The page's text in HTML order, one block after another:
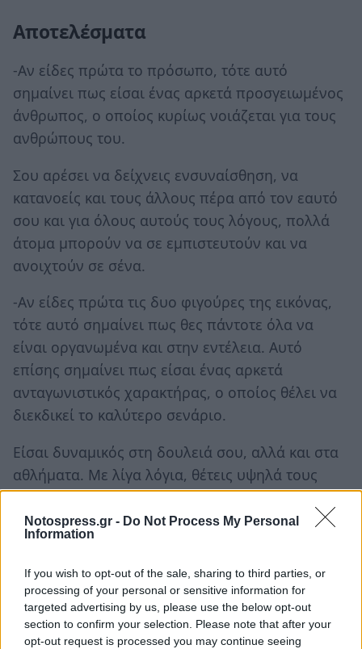
Notospress.gr - Do Not Process My Personal
Information
If you wish to opt-out of the sale, sharing to third parties, or
processing of your personal or sensitive information for
targeted advertising by us, please use the below opt-out
section to confirm your selection. Please note that after your
opt-out request is processed you may continue seeing
Αποτελέσματα
-Αν είδες πρώτα το πρόσωπο, τότε αυτό
σημαίνει πως είσαι ένας αρκετά προσγειωμένος
άνθρωπος, ο οποίος κυρίως νοιάζεται για τους
ανθρώπους του.
Σου αρέσει να δείχνεις ενσυναίσθηση, να
κατανοείς και τους άλλους πέρα από τον εαυτό
σου και για όλους αυτούς τους λόγους, πολλά
άτομα μπορούν να σε εμπιστευτούν και να
ανοιχτούν σε σένα.
-Αν είδες πρώτα τις δυο φιγούρες της εικόνας,
τότε αυτό σημαίνει πως θες πάντοτε όλα να
είναι οργανωμένα και στην εντέλεια. Αυτό
επίσης σημαίνει πως είσαι ένας αρκετά
ανταγωνιστικός χαρακτήρας, ο οποίος θέλει να
διεκδικεί το καλύτερο σενάριο.
Είσαι δυναμικός στη δουλειά σου, αλλά και στα
αθλήματα. Με λίγα λόγια, θέτεις υψηλά τους
στόχους και προσπαθείς σκληρά για να τους
επιτύχεις.
κεφαλιού ενός κοριτσιού προκάλεσε φρενίτιδα
στο διαδίκτυο - τι λέει λοιπόν για εσάς;
Ακολουθήστε το notospress.grστο Google News και